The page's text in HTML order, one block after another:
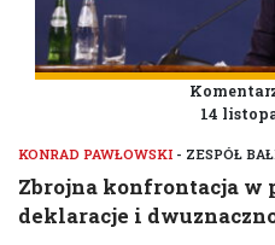
14
KONRAD PAWŁOWSKI - ZESPÓŁ
Zbrojna konfrontacja w
deklaracje i